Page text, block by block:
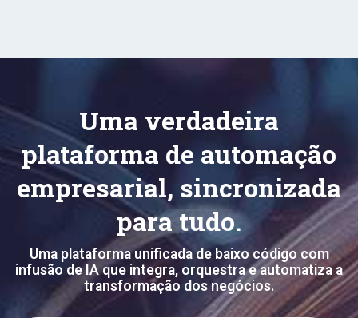
Uma verdadeira
plataforma de automação
empresarial, sincronizada
para tudo.
Uma plataforma unificada de baixo código com
infusão de IA que integra, orquestra e automatiza a
transformação dos negócios.